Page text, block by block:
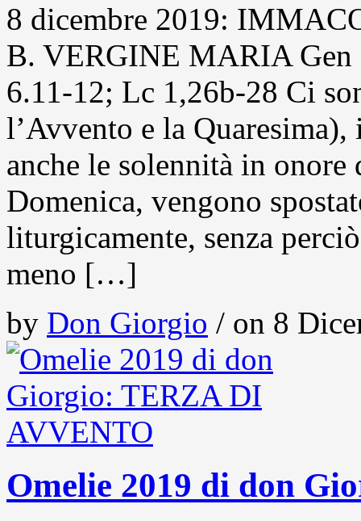
8 dicembre 2019:
B. VERGINE MARIA Gen
6.11-12; Lc 1,26b-28 Ci
l’Avvento e la
anche le solennità in
Domenica, vengono
liturgicamente, senza
meno […]
by Don Giorgio / on 8
Omelie 2019 di don